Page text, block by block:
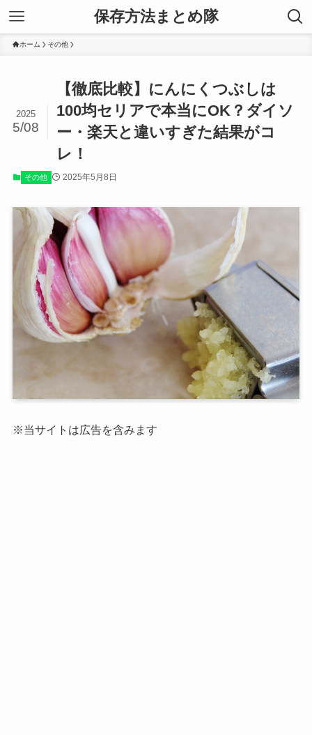
保存方法まとめ隊
ホーム その他
【徹底比較】にんにくつぶしは
100均セリアで本当にOK？ダイソ
ー・楽天と違いすぎた結果がコ
レ！
2025
5/08
その他 2025年5月8日
※当サイトは広告を含みます